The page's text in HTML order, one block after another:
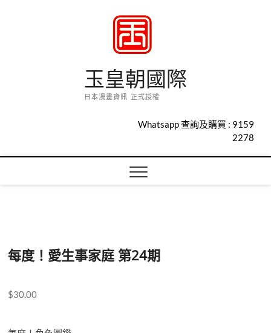
玉皇朝國際
日本漫畫資訊 正式授權
Whatsapp 查詢及購買 : 9159
2278
每度！愛生事家庭 第24期
$30.00